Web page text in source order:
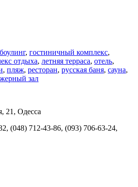
боулинг, гостиничный комплекс,
отдыха, летняя терраса, отель,
, пляж, ресторан, русская баня, сауна,
зал
21, Одесса
(048) 712-43-86, (093) 706-63-24,